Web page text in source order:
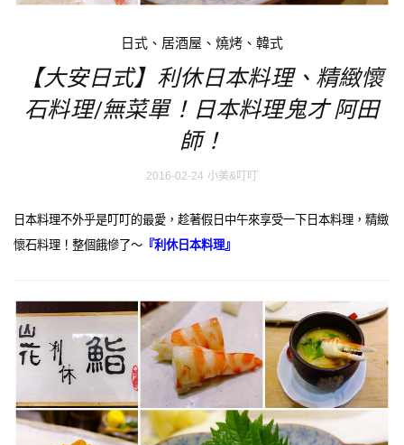
日式、居酒屋、燒烤、韓式
【大安日式】利休日本料理、精緻懷
石料理/無菜單！日本料理鬼才 阿田
師！
2016-02-24 小美&叮叮
日本料理不外乎是叮叮的最愛，趁著假日中午來享受一下日本料理，精緻
懷石料理！整個餓慘了～ 『利休日本料理』